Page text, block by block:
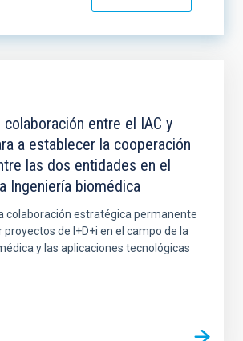
entre el IAC y
a establecer la cooperación
las dos entidades en el
Ingeniería biomédica
colaboración estratégica permanente
de I+D+i en el campo de la
y las aplicaciones tecnológicas